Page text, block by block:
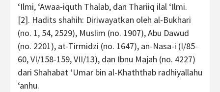
‘Ilmi, ‘Awaa-iquth Thalab, dan Thariiq ilal ‘Ilmi.
[2]. Hadits shahih: Diriwayatkan oleh al-Bukhari
(no. 1, 54, 2529), Muslim (no. 1907), Abu Dawud
(no. 2201), at-Tirmidzi (no. 1647), an-Nasa-i (I/85-
60, VI/158-159, VII/13), dan Ibnu Majah (no. 4227)
dari Shahabat ‘Umar bin al-Khaththab radhiyallahu
‘anhu.